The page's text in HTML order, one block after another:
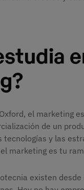
el marketing
de un
tecnologías y las
marketing es tu
existen